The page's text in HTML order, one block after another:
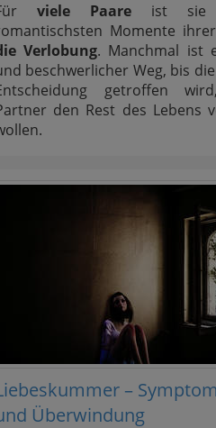
viele Paare ist sie
Momente
Verlobung. Manchmal ist
beschwerlicher Weg, bis
getroffen
den Rest des Lebens
–
Überwindung